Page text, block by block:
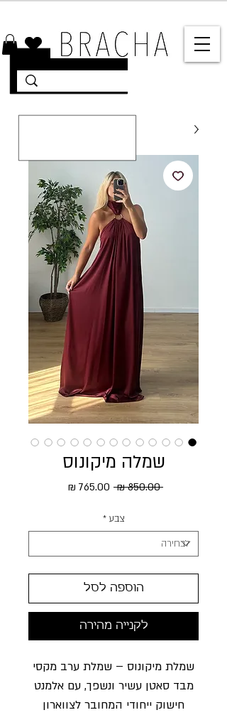
שמלה מיקונוס
‏850.00 ‏₪ מחיר רגיל
צבע *
הוספה לסל
לקנייה מהירה
שמלת מיקונוס – שמלת ערב מקסי
מבד סאטן עשיר ונשפך, עם אלמנט
חישוק ייחודי המחובר לצווארון